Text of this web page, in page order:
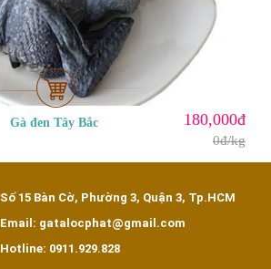
Gà đen Tây Bắc 180,000đ
0đ/kg
Số 15 Bàn Cờ, Phường 3, Quận 3, Tp.HCM
Email: gatalocphat@gmail.com
Hotline: 0911.929.828